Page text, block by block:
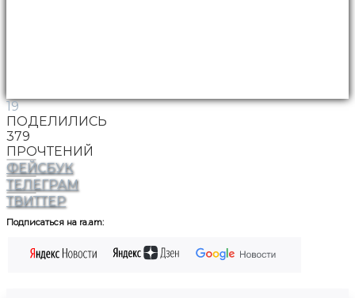
19
ПОДЕЛИЛИСЬ
379
ПРОЧТЕНИЙ
ФЕЙСБУК
ТЕЛЕГРАМ
ТВИТТЕР
Подписаться на ra.am: